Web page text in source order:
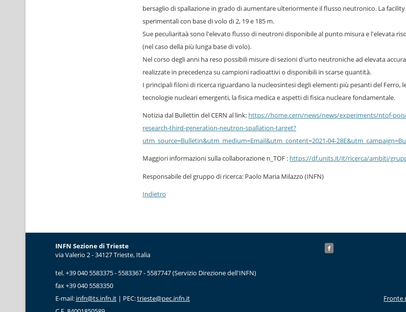
bersaglio di spallazione in grado di aumentare ulteriormente il flusso neutronico. La
sperimentali con base di volo di 2, 19 e 185 m.
Sue peculiaritaà sono l'elevato flusso di neutroni disponibile al punto misura e l'elevata
(nel caso della più lunga base di volo).
Nel corso degli anni ha reso possibili misure di sezioni d'urto neutroniche ad elevata
realizzate in precedenza su campioni radioattivi o disponibili in scarse quantità.
I principali filoni di ricerca riguardano la nucleosintesi degli elementi più pesanti del Ferro,
tecnologie nucleari emergenti, la fisica medica e aspetti di fisica nucleare fondamentale.
Notizia dal Bullettin del CERN al link: https://home.cern/news/news/experiments/ntof-
research-third-generation-neutron-spallation-target?
utm_source=Bulletin&utm_medium=Email&utm_content=2021-04-
Maggiori informazioni sulla collaborazione n_TOF : https://df.units.it/it/ricerca/ambiti/
Responsabile del gruppo di ricerca: Paolo Maria Milazzo (INFN)
Indietro
INFN Sezione di Trieste
via Valerio 2 - 34127 Trieste, Italia
tel. +39 040 5583375 - 5583367 - 5587747 (Servizio Direzione dell'INFN)
fax +39 040 5583350
E-mail: infn@ts.infn.it| PEC:trieste@pec.infn.it
Fronte